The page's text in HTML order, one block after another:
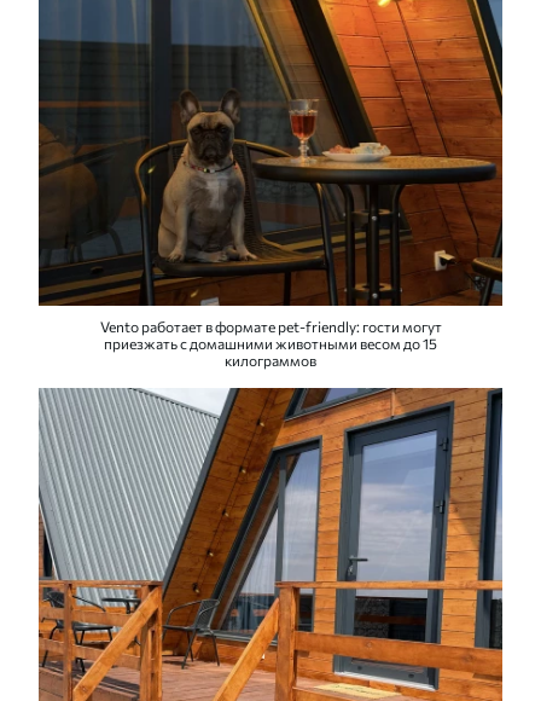
Vento работает в формате pet-friendly: гости могут
приезжать с домашними животными весом до 15
килограммов